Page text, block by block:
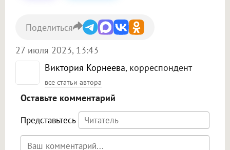
Виктория Корнеева, корреспондент
все статьи автора
27 июля 2023, 13:43
Поделиться
Оставьте комментарий
Представьтесь